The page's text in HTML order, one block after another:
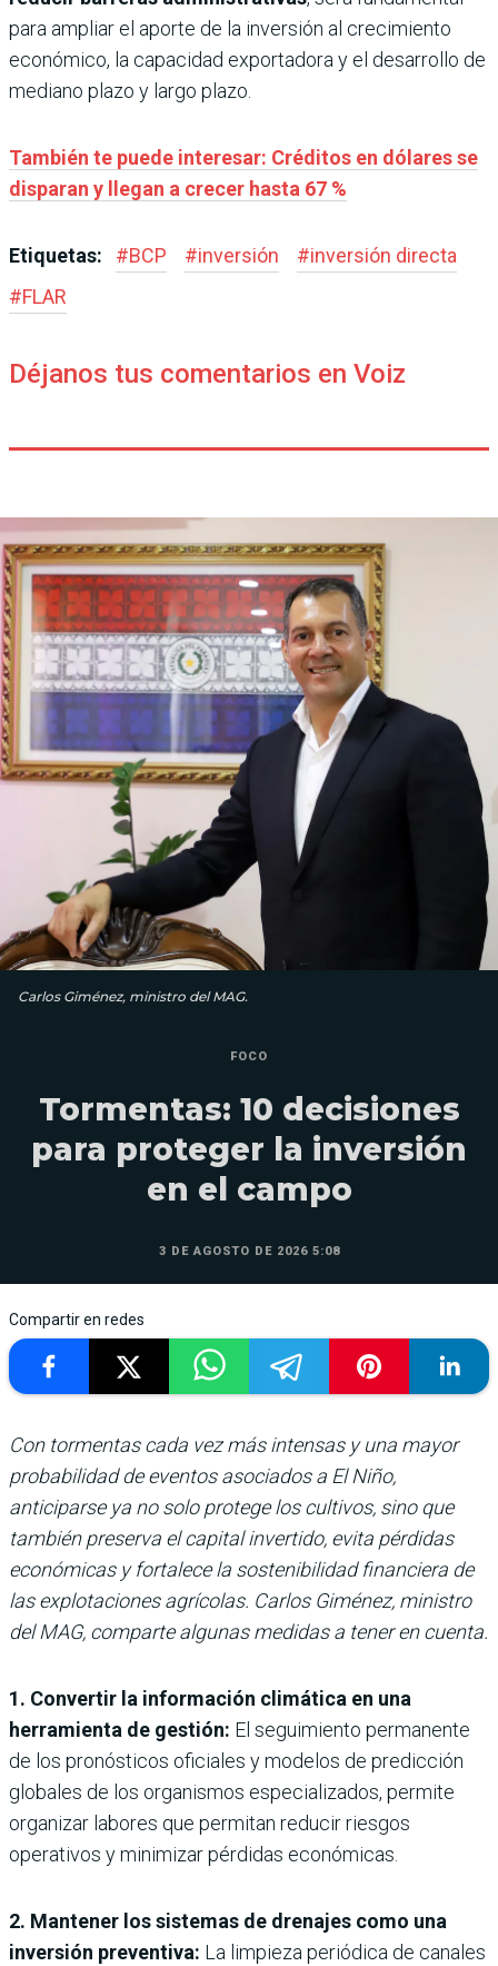
para ampliar el aporte de la inversión al crecimiento
económico, la capacidad exportadora y el desarrollo de
mediano plazo y largo plazo.
También te puede interesar: Créditos en dólares se
disparan y llegan a crecer hasta 67 %
Etiquetas: #BCP #inversión #inversión directa
#FLAR
Déjanos tus comentarios en Voiz
Carlos Giménez, ministro del MAG.
FOCO
Tormentas: 10 decisiones
para proteger la inversión
en el campo
3 DE AGOSTO DE 2026 5:08
Compartir en redes
Con tormentas cada vez más intensas y una mayor
probabilidad de eventos asociados a El Niño,
anticiparse ya no solo protege los cultivos, sino que
también preserva el capital invertido, evita pérdidas
económicas y fortalece la sostenibilidad financiera de
las explotaciones agrícolas. Carlos Giménez, ministro
del MAG, comparte algunas medidas a tener en cuenta.
1. Convertir la información climática en una
herramienta de gestión: El seguimiento permanente
de los pronósticos oficiales y modelos de predicción
globales de los organismos especializados, permite
organizar labores que permitan reducir riesgos
operativos y minimizar pérdidas económicas.
2. Mantener los sistemas de drenajes como una
inversión preventiva: La limpieza periódica de canales